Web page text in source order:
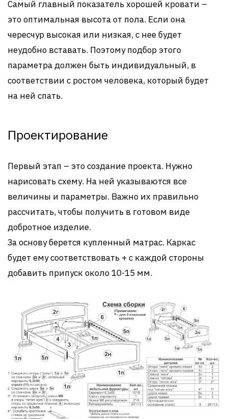
Самый главный показатель хорошей кровати –
это оптимальная высота от пола. Если она
чересчур высокая или низкая, с нее будет
неудобно вставать. Поэтому подбор этого
параметра должен быть индивидуальный, в
соответствии с ростом человека, который будет
на ней спать.
Проектирование
Первый этап – это создание проекта. Нужно
нарисовать схему. На ней указываются все
величины и параметры. Важно их правильно
рассчитать, чтобы получить в готовом виде
добротное изделие.
За основу берется купленный матрас. Каркас
будет ему соответствовать + с каждой стороны
добавить припуск около 10-15 мм.